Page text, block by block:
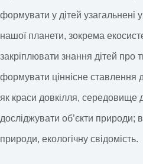
формувати у дітей узагальнені
нашої планети, зокрема
закріплювати знання дітей про
формувати ціннісне
як краси довкілля, середовище
досліджувати об’єкти природи;
природи, екологічну свідомість.